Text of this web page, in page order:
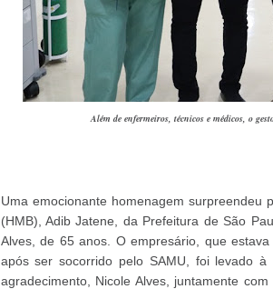
Além de enfermeiros, técnicos e médicos, o
Uma emocionante homenagem surpreendeu
(HMB), Adib Jatene, da Prefeitura de São
Alves, de 65 anos. O empresário, que
após ser socorrido pelo SAMU, foi levado
agradecimento, Nicole Alves, juntamente